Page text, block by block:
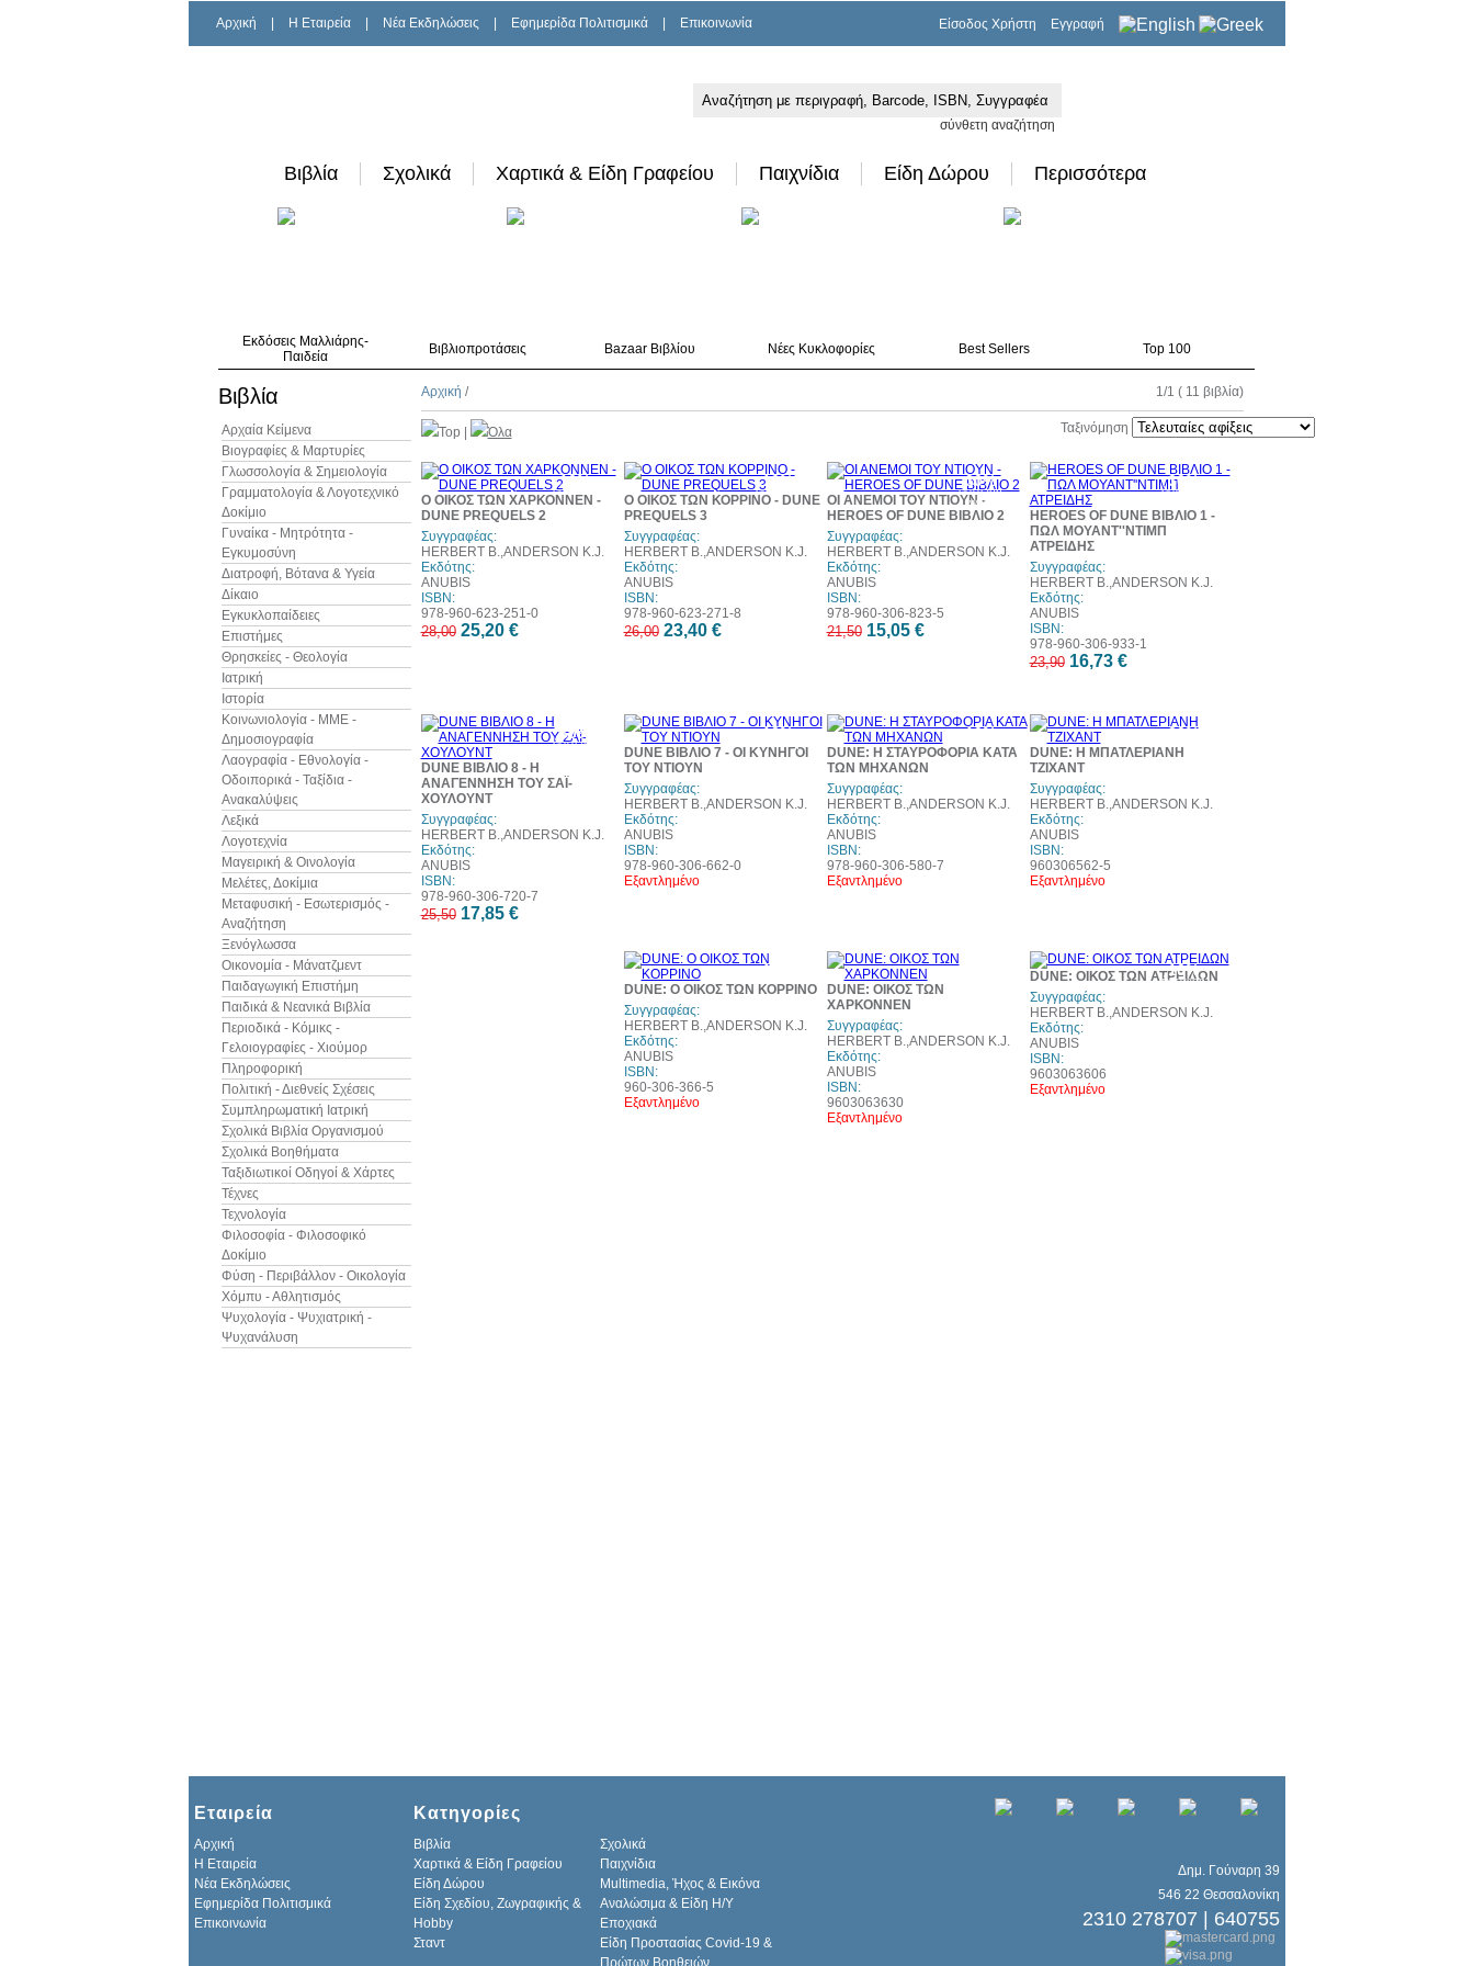
Αρχική H Εταιρεία Νέα Εκδηλώσεις Εφημερίδα Πολιτισμικά Επικοινωνία Είσοδος Χρήστη Εγγραφή
σύνθετη αναζήτηση
Βιβλία Σχολικά Χαρτικά & Είδη Γραφείου Παιχνίδια Είδη Δώρου Περισσότερα
Εκδόσεις Μαλλιάρης-
Παιδεία
Βιβλιοπροτάσεις Bazaar Βιβλίου Νέες Κυκλοφορίες Best Sellers Top 100
Βιβλία
Αρχαία Κείμενα
Βιογραφίες & Μαρτυρίες
Γλωσσολογία & Σημειολογία
Γραμματολογία & Λογοτεχνικό
Δοκίμιο
Γυναίκα - Μητρότητα -
Εγκυμοσύνη
Διατροφή, Βότανα & Υγεία
Δίκαιο
Εγκυκλοπαίδειες
Επιστήμες
Θρησκείες - Θεολογία
Ιατρική
Ιστορία
Κοινωνιολογία - ΜΜΕ -
Δημοσιογραφία
Λαογραφία - Εθνολογία -
Οδοιπορικά - Ταξίδια -
Ανακαλύψεις
Λεξικά
Λογοτεχνία
Μαγειρική & Οινολογία
Μελέτες, Δοκίμια
Μεταφυσική - Εσωτερισμός -
Αναζήτηση
Ξενόγλωσσα
Οικονομία - Μάνατζμεντ
Παιδαγωγική Επιστήμη
Παιδικά & Νεανικά Βιβλία
Περιοδικά - Κόμικς -
Γελοιογραφίες - Χιούμορ
Πληροφορική
Πολιτική - Διεθνείς Σχέσεις
Συμπληρωματική Ιατρική
Σχολικά Βιβλία Οργανισμού
Σχολικά Βοηθήματα
Ταξιδιωτικοί Οδηγοί & Χάρτες
Τέχνες
Τεχνολογία
Φιλοσοφία - Φιλοσοφικό
Δοκίμιο
Φύση - Περιβάλλον - Οικολογία
Χόμπυ - Αθλητισμός
Ψυχολογία - Ψυχιατρική -
Ψυχανάλυση
Αρχική / 1/1 ( 11 βιβλία)
Top Όλα Ταξινόμηση
10%
έκπτωση
Ο ΟΙΚΟΣ ΤΩΝ ΧΑΡΚΟΝΝΕΝ -
DUNE PREQUELS 2
Συγγραφέας:
HERBERT B.,ANDERSON K.J.
Εκδότης:
ANUBIS
ISBN:
978-960-623-251-0
28,00 25,20 €
10%
έκπτωση
Ο ΟΙΚΟΣ ΤΩΝ ΚΟΡΡΙΝΟ - DUNE
PREQUELS 3
Συγγραφέας:
HERBERT B.,ANDERSON K.J.
Εκδότης:
ANUBIS
ISBN:
978-960-623-271-8
26,00 23,40 €
30%
έκπτωση
web
ΟΙ ΑΝΕΜΟΙ ΤΟΥ ΝΤΙΟΥΝ -
HEROES OF DUNE ΒΙΒΛΙΟ 2
Συγγραφέας:
HERBERT B.,ANDERSON K.J.
Εκδότης:
ANUBIS
ISBN:
978-960-306-823-5
21,50 15,05 €
30%
έκπτωση
HEROES OF DUNE ΒΙΒΛΙΟ 1 -
ΠΩΛ ΜΟΥΑΝΤ''ΝΤΙΜΠ
ΑΤΡΕΙΔΗΣ
Συγγραφέας:
HERBERT B.,ANDERSON K.J.
Εκδότης:
ANUBIS
ISBN:
978-960-306-933-1
23,90 16,73 €
30%
έκπτωση
DUNE ΒΙΒΛΙΟ 8 - Η
ΑΝΑΓΕΝΝΗΣΗ ΤΟΥ ΣΑΪ-
ΧΟΥΛΟΥΝΤ
Συγγραφέας:
HERBERT B.,ANDERSON K.J.
Εκδότης:
ANUBIS
ISBN:
978-960-306-720-7
25,50 17,85 €
10%
DUNE ΒΙΒΛΙΟ 7 - ΟΙ ΚΥΝΗΓΟΙ
ΤΟΥ ΝΤΙΟΥΝ
Συγγραφέας:
HERBERT B.,ANDERSON K.J.
Εκδότης:
ANUBIS
ISBN:
978-960-306-662-0
Εξαντλημένο
10%
DUNE: Η ΣΤΑΥΡΟΦΟΡΙΑ ΚΑΤΑ
ΤΩΝ ΜΗΧΑΝΩΝ
Συγγραφέας:
HERBERT B.,ANDERSON K.J.
Εκδότης:
ANUBIS
ISBN:
978-960-306-580-7
Εξαντλημένο
20%
DUNE: Η ΜΠΑΤΛΕΡΙΑΝΗ
ΤΖΙΧΑΝΤ
Συγγραφέας:
HERBERT B.,ANDERSON K.J.
Εκδότης:
ANUBIS
ISBN:
960306562-5
Εξαντλημένο
10%
DUNE: Ο ΟΙΚΟΣ ΤΩΝ ΚΟΡΡΙΝΟ
Συγγραφέας:
HERBERT B.,ANDERSON K.J.
Εκδότης:
ANUBIS
ISBN:
960-306-366-5
Εξαντλημένο
DUNE: ΟΙΚΟΣ ΤΩΝ
ΧΑΡΚΟΝΝΕΝ
Συγγραφέας:
HERBERT B.,ANDERSON K.J.
Εκδότης:
ANUBIS
ISBN:
9603063630
Εξαντλημένο
10%
έκπτωση
DUNE: ΟΙΚΟΣ ΤΩΝ ΑΤΡΕΙΔΩΝ
Συγγραφέας:
HERBERT B.,ANDERSON K.J.
Εκδότης:
ANUBIS
ISBN:
9603063606
Εξαντλημένο
Εταιρεία
Αρχική
H Εταιρεία
Νέα Εκδηλώσεις
Εφημερίδα Πολιτισμικά
Επικοινωνία
Κατηγορίες
Βιβλία
Σχολικά
Χαρτικά & Είδη Γραφείου
Παιχνίδια
Είδη Δώρου
Multimedia, Ήχος & Εικόνα
Είδη Σχεδίου, Ζωγραφικής &
Hobby
Αναλώσιμα & Είδη Η/Υ
Εποχιακά
Σταντ
Είδη Προστασίας Covid-19 &
Πρώτων Βοηθειών
Δημ. Γούναρη 39
546 22 Θεσσαλονίκη
2310 278707 | 640755